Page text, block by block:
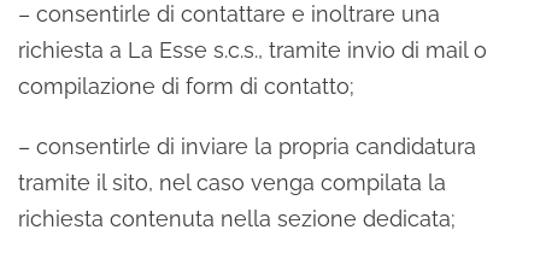
– consentirle di contattare e inoltrare una
richiesta a La Esse s.c.s., tramite invio di mail o
compilazione di form di contatto;
– consentirle di inviare la propria candidatura
tramite il sito, nel caso venga compilata la
richiesta contenuta nella sezione dedicata;